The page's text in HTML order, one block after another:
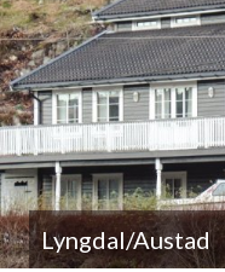
Lyngdal/Austad